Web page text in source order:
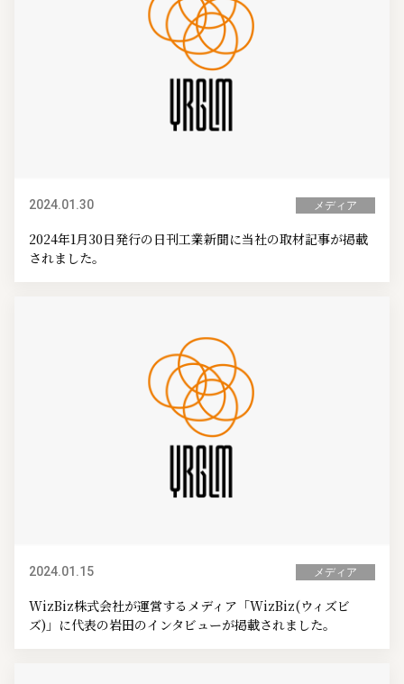
2024.01.30 メディア
2024年1月30日発行の日刊工業新聞に当社の取材記事が掲載
されました。
2024.01.15 メディア
WizBiz株式会社が運営するメディア「WizBiz(ウィズビ
ズ)」に代表の岩田のインタビューが掲載されました。